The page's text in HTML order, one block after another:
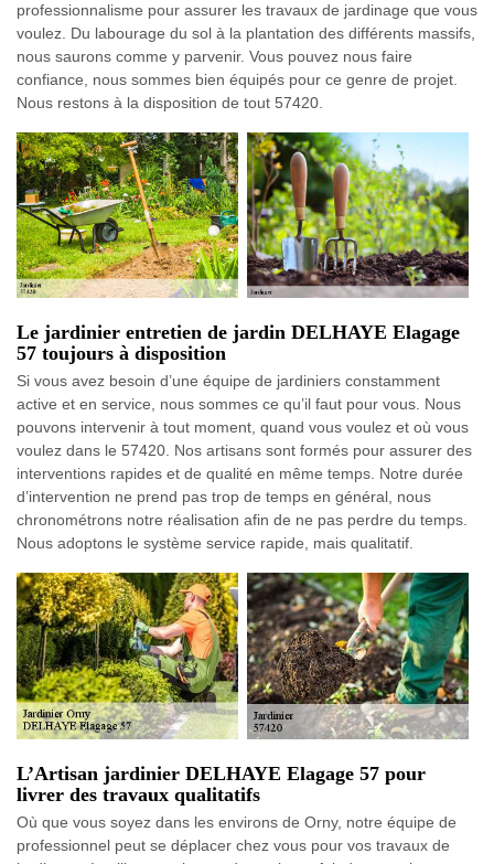
professionnalisme pour assurer les travaux de jardinage que vous
voulez. Du labourage du sol à la plantation des différents massifs,
nous saurons comme y parvenir. Vous pouvez nous faire
confiance, nous sommes bien équipés pour ce genre de projet.
Nous restons à la disposition de tout 57420.
Le jardinier entretien de jardin DELHAYE Elagage
57 toujours à disposition
Si vous avez besoin d’une équipe de jardiniers constamment
active et en service, nous sommes ce qu’il faut pour vous. Nous
pouvons intervenir à tout moment, quand vous voulez et où vous
voulez dans le 57420. Nos artisans sont formés pour assurer des
interventions rapides et de qualité en même temps. Notre durée
d’intervention ne prend pas trop de temps en général, nous
chronométrons notre réalisation afin de ne pas perdre du temps.
Nous adoptons le système service rapide, mais qualitatif.
L’Artisan jardinier DELHAYE Elagage 57 pour
livrer des travaux qualitatifs
Où que vous soyez dans les environs de Orny, notre équipe de
professionnel peut se déplacer chez vous pour vos travaux de